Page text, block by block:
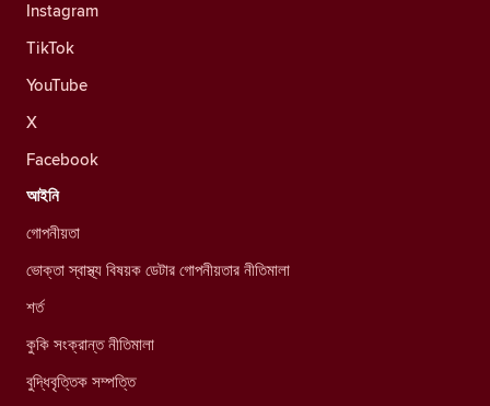
Instagram
TikTok
YouTube
X
Facebook
আইনি
গোপনীয়তা
ভোক্তা স্বাস্থ্য বিষয়ক ডেটার গোপনীয়তার নীতিমালা
শর্ত
কুকি সংক্রান্ত নীতিমালা
বুদ্ধিবৃত্তিক সম্পত্তি